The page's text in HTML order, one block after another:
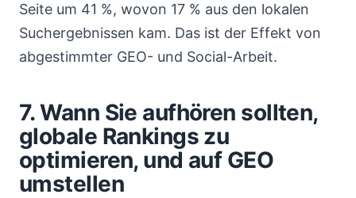
Seite um 41 %, wovon 17 % aus den lokalen
Suchergebnissen kam. Das ist der Effekt von
abgestimmter GEO- und Social-Arbeit.
7. Wann Sie aufhören sollten,
globale Rankings zu
optimieren, und auf GEO
umstellen